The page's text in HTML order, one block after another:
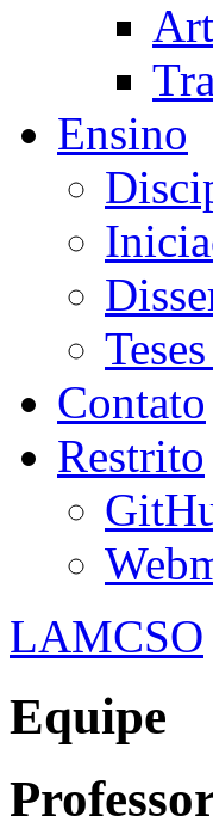
Ensino
Contato
Restrito
LAMCSO
Equipe